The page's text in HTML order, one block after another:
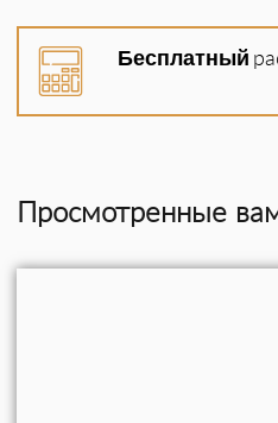
пожеланий, а также с
особенностей
Бесплатный
Просмотренные